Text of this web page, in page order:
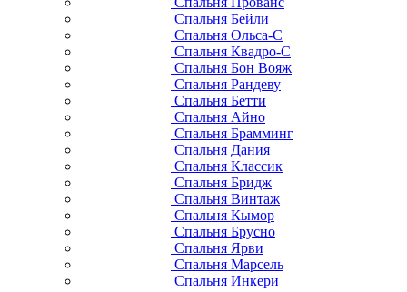
Спальня Бейли
Спальня Ольса-С
Спальня Квадро-С
Спальня Бон Вояж
Спальня Рандеву
Спальня Бетти
Спальня Айно
Спальня Брамминг
Спальня Дания
Спальня Классик
Спальня Бридж
Спальня Винтаж
Спальня Кымор
Спальня Брусно
Спальня Ярви
Спальня Марсель
Спальня Инкери